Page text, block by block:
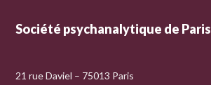
Société psychanalytique de Paris
21 rue Daviel – 75013 Paris